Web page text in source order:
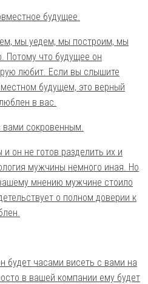
будущее.
мы уедем, мы построим, мы
Потому что будущее он
любит. Если вы слышите
будущем, это верный
в вас.
сокровенным.
он не готов разделить их и
мужчины немного иная. Но
мнению мужчине стоило
о полном доверии к
будет часами висеть с вами на
в вашей компании ему будет